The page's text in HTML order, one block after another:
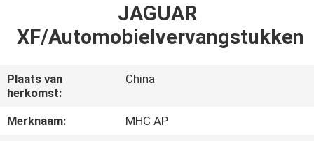
ONS
FABRIEKSREIS
JAGUAR
XF/Automobielvervangstukken
Plaats van
herkomst:
China
Merknaam:
MHC AP